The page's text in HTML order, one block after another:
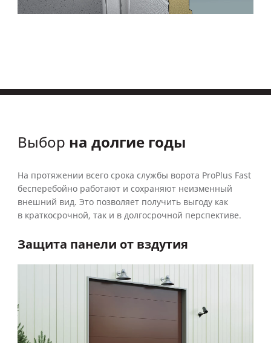
Выбор на долгие годы
На протяжении всего срока службы ворота ProPlus Fast
бесперебойно работают и сохраняют неизменный
внешний вид. Это позволяет получить выгоду как
в краткосрочной, так и в долгосрочной перспективе.
Защита панели от вздутия